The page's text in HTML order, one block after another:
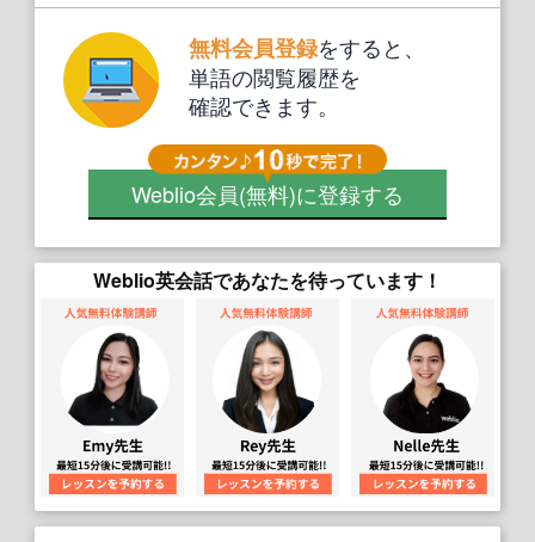
無料会員登録をすると、
単語の閲覧履歴を
確認できます。
Weblio会員(無料)に登録する
Weblio英会話であなたを待っています！